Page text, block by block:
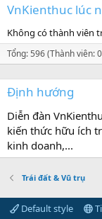
VnKienthuc lúc
Không có thành viên
Tổng: 596 (Thành viên:
Định hướng
Diễn đàn
kiến thức hữu ích
kinh doanh,...
Trái đất & Vũ trụ
Default style